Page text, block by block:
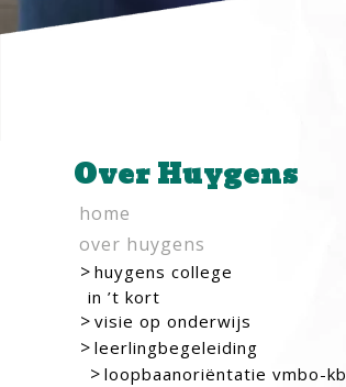
Over Huygens
home
over huygens
huygens college
in ’t kort
visie op onderwijs
leerlingbegeleiding
loopbaanoriëntatie vmbo-kb